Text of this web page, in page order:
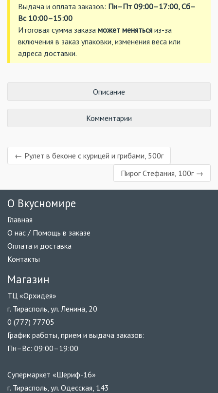
Выдача и оплата заказов: Пн–Пт 09:00–17:00, Сб–
Вс 10:00–15:00
Итоговая сумма заказа может меняться из-за
включения в заказ упаковки, изменения веса или
адреса доставки.
Описание
Комментарии
← Рулет в беконе с курицей и грибами, 500г
Пирог Стефания, 100г →
О Вкусномире
Главная
О нас / Помощь в заказе
Оплата и доставка
Контакты
Магазин
ТЦ «Орхидея»
г. Тирасполь, ул. Ленина, 20
0 (777) 77705
График работы, прием и выдача заказов:
Пн–Вс: 09:00–19:00
Супермаркет «Шериф-16»
г. Тирасполь, ул. Одесская, 143